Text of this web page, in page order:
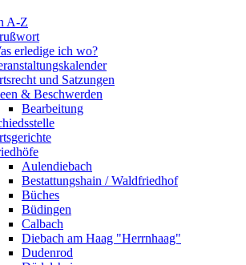
A-Z
erledige ich wo?
und Satzungen
& Beschwerden
Bearbeitung
Aulendiebach
Bestattungshain / Waldfriedhof
Büches
Büdingen
Calbach
Diebach am Haag "Herrnhaag"
Dudenrod